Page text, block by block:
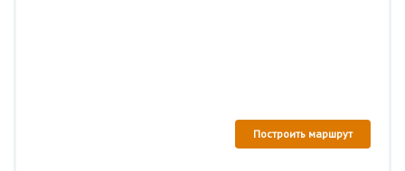
Построить маршрут